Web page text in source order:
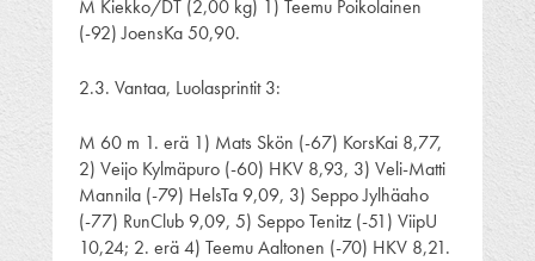
M Kiekko/DT (2,00 kg) 1) Teemu Poikolainen
(-92) JoensKa 50,90.
2.3. Vantaa, Luolasprintit 3:
M 60 m 1. erä 1) Mats Skön (-67) KorsKai 8,77,
2) Veijo Kylmäpuro (-60) HKV 8,93, 3) Veli-Matti
Mannila (-79) HelsTa 9,09, 3) Seppo Jylhäaho
(-77) RunClub 9,09, 5) Seppo Tenitz (-51) ViipU
10,24; 2. erä 4) Teemu Aaltonen (-70) HKV 8,21.